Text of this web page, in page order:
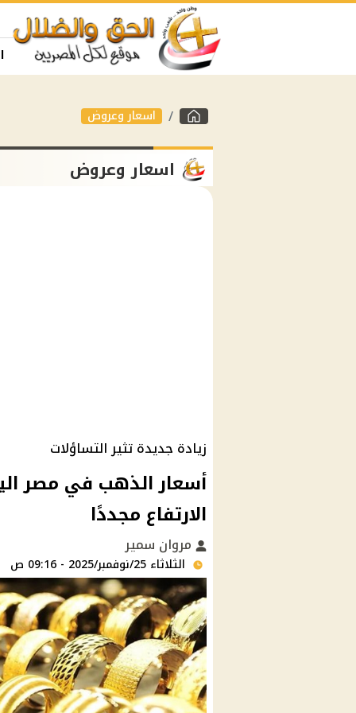
اسعار وعروض
اسعار وعروض
زيادة جديدة تثير التساؤلات
الارتفاع مجددًا
مروان سمير
الثلاثاء 25/نوفمبر/2025 - 09:16 ص